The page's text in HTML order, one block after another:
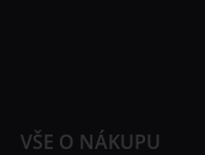
VŠE O NÁKUPU